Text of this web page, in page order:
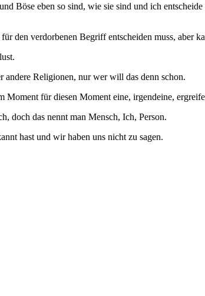
Böse eben so sind, wie sie sind und ich
den verdorbenen Begriff entscheiden muss, aber
andere Religionen, nur wer will das denn schon.
für diesen Moment eine, irgendeine,
doch das nennt man Mensch, Ich, Person.
hast und wir haben uns nicht zu sagen.